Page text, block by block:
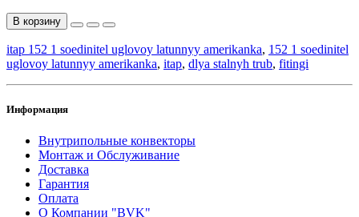
В корзину
itap 152 1 soedinitel uglovoy latunnyy amerikanka, 152 1 soedinitel
uglovoy latunnyy amerikanka, itap, dlya stalnyh trub, fitingi
Информация
Внутрипольные конвекторы
Монтаж и Обслуживание
Доставка
Гарантия
Оплата
О Компании "BVK"